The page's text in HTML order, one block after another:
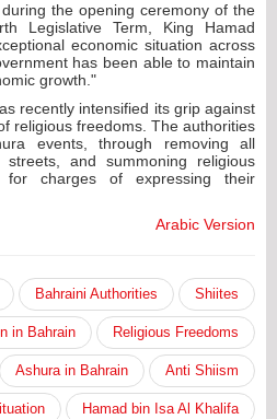
the opening ceremony of the
Legislative Term, King Hamad
economic situation across
has been able to maintain
growth."
recently intensified its grip against
religious freedoms. The authorities
events, through removing all
and summoning religious
for charges of expressing their
Arabic Version
Shiites
Bahraini Authorities
Religious Freedoms
in Bahrain
Anti Shiism
Ashura in Bahrain
Hamad bin Isa Al Khalifa